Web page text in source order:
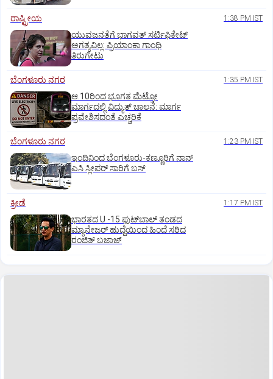
ರಾಷ್ಟ್ರೀಯ 1:38 PM IST
ಯುವಜನತೆಗೆ ಭಾಗವತ್ ಸರ್ಟಿಫಿಕೇಟ್
ಅಗತ್ಯವಿಲ್ಲ: ಪ್ರಿಯಾಂಕಾ ಗಾಂಧಿ
ತಿರುಗೇಟು
ಬೆಂಗಳೂರು ನಗರ 1:35 PM IST
ಆ.10ರಿಂದ ಭೂಗತ ಮೆಟ್ರೋ
ಮಾರ್ಗದಲ್ಲಿ ವಿದ್ಯುತ್‌ ಚಾಲನೆ: ಮಾರ್ಗ
ಪ್ರವೇಶಿಸದಂತೆ ಎಚ್ಚರಿಕೆ
ಬೆಂಗಳೂರು ನಗರ 1:23 PM IST
ಇಂದಿನಿಂದ ಬೆಂಗಳೂರು-ಕಣ್ಣೂರಿಗೆ ನಾನ್‌
ಎಸಿ ಸ್ಲೀಪರ್‌ ಸಾರಿಗೆ ಬಸ್‌
ಕ್ರೀಡೆ 1:17 PM IST
ಭಾರತದ U -15 ಫುಟ್‌ಬಾಲ್ ತಂಡದ
ಮ್ಯಾನೇಜರ್‌ ಹುದ್ದೆಯಿಂದ ಹಿಂದೆ ಸರಿದ
ರಂಜಿತ್‌ ಬಜಾಜ್‌